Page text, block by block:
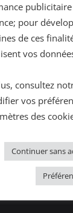
pour
de ces
vos
consultez
vos
des
Continuer sans